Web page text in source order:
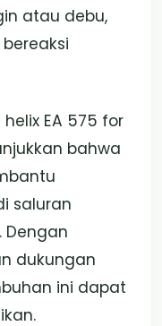
atau debu,
EA 575 for
bahwa
saluran
dukungan
ini dapat